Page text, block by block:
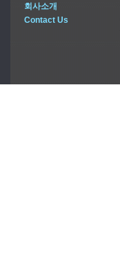
회사소개
Contact Us